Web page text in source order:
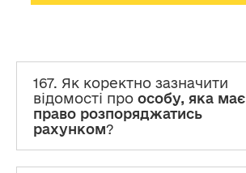
167. Як коректно зазначити
відомості про особу, яка має
право розпоряджатись
рахунком?